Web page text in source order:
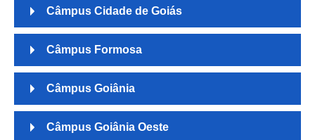
Câmpus Cidade de Goiás
Câmpus Formosa
Câmpus Goiânia
Câmpus Goiânia Oeste